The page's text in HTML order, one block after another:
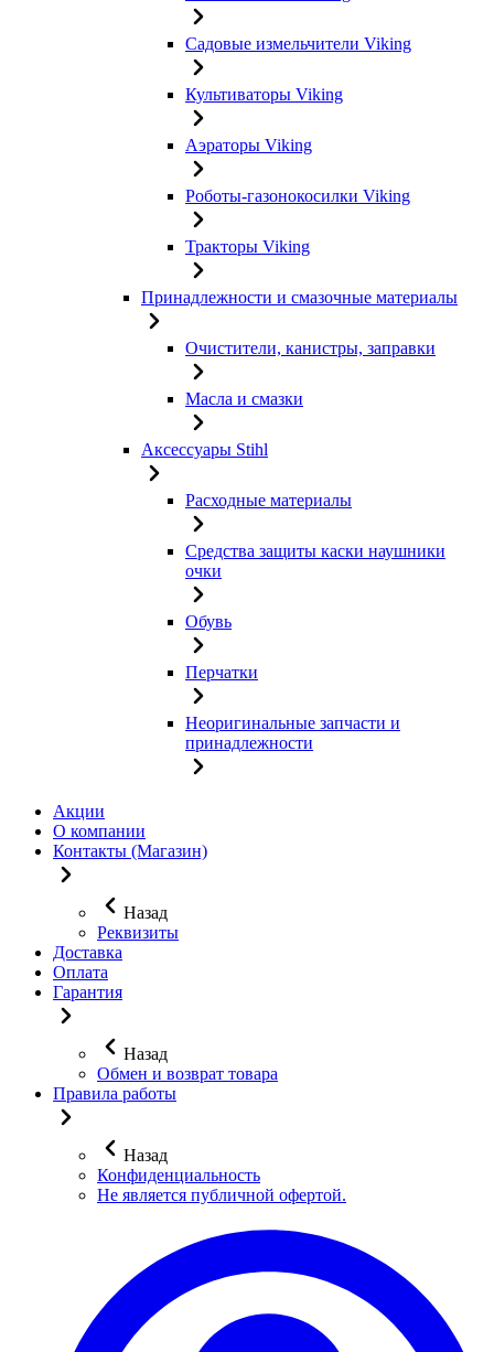
Садовые измельчители Viking
Культиваторы Viking
Аэраторы Viking
Роботы-газонокосилки Viking
Тракторы Viking
Принадлежности и смазочные материалы
Очистители, канистры, заправки
Масла и смазки
Аксессуары Stihl
Расходные материалы
Средства защиты каски наушники
очки
Обувь
Перчатки
Неоригинальные запчасти и
принадлежности
Акции
О компании
Контакты (Магазин)
Назад
Реквизиты
Доставка
Оплата
Гарантия
Назад
Обмен и возврат товара
Правила работы
Назад
Конфиденциальность
Не является публичной офертой.